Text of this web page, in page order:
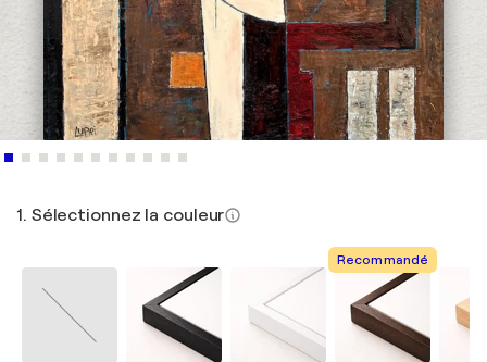
1. Sélectionnez la couleur
Recommandé